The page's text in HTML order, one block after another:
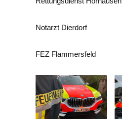
Notarzt Dierdorf
FEZ Flammersfeld